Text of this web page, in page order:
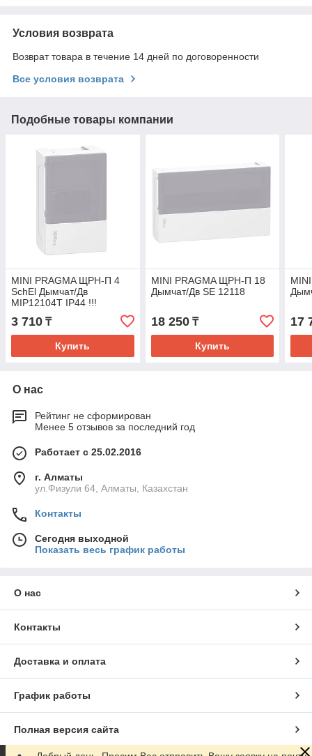
Условия возврата
Возврат товара в течение 14 дней по договоренности
Все условия возврата
Подобные товары компании
MINI PRAGMA ЩРН-П 4
SchEl Дымчат/Дв
MIP12104T IP44 !!!
3 710 ₸
Купить
MINI PRAGMA ЩРН-П 18
Дымчат/Дв SE 12118
18 250₸
Купить
17
О нас
Рейтинг не сформирован
Менее 5 отзывов за последний год
Работает с 25.02.2016
г. Алматы
ул.Физули 64, Алматы, Казахстан
Контакты
Сегодня выходной
Показать весь график работы
О нас
Контакты
Доставка и оплата
График работы
Полная версия сайта